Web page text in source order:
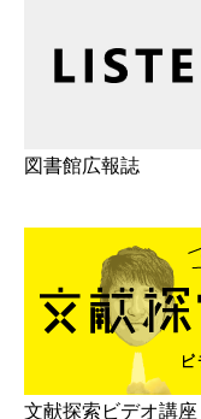
図書館広報誌
文献探索ビデオ講座